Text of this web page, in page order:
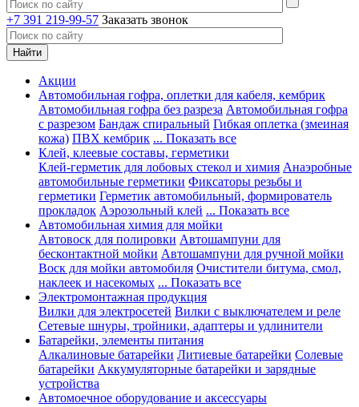
+7 391 219-99-57 Заказать звонок
Акции
Автомобильная гофра, оплетки для кабеля, кембрик
Автомобильная гофра без разреза Автомобильная гофра
с разрезом Бандаж спиральный Гибкая оплетка (змеиная
кожа) ПВХ кембрик ... Показать все
Клей, клеевые составы, герметики
Клей-герметик для лобовых стекол и химия Анаэробные
автомобильные герметики Фиксаторы резьбы и
герметики Герметик автомобильный, формирователь
прокладок Аэрозольный клей ... Показать все
Автомобильная химия для мойки
Автовоск для полировки Автошампуни для
бесконтактной мойки Автошампуни для ручной мойки
Воск для мойки автомобиля Очистители битума, смол,
наклеек и насекомых ... Показать все
Электромонтажная продукция
Вилки для электросетей Вилки с выключателем и реле
Сетевые шнуры, тройники, адаптеры и удлинители
Батарейки, элементы питания
Алкалиновые батарейки Литиевые батарейки Солевые
батарейки Аккумуляторные батарейки и зарядные
устройства
Автомоечное оборудование и аксессуары